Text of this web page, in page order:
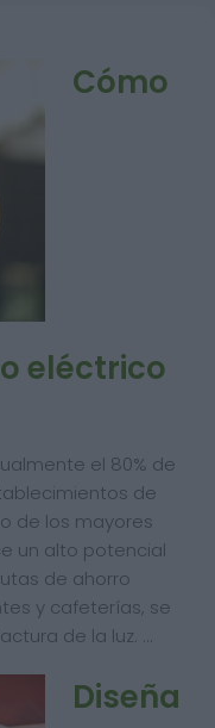
Cómo
eléctrico
el 80% de
de
de los mayores
un alto potencial
de ahorro
y cafeterías, se
de la luz. …
Diseña